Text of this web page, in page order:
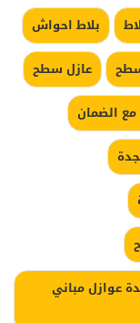
بلاط احواش
عازل سطح
الضمان
عوازل مباني